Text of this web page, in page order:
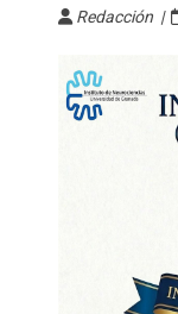
Redacción |